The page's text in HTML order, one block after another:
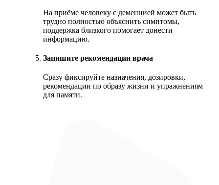
На приёме человеку с деменцией может быть
трудно полностью объяснить симптомы,
поддержка близкого помогает донести
информацию.
Запишите рекомендации врача
Сразу фиксируйте назначения, дозировки,
рекомендации по образу жизни и упражнениям
для памяти.